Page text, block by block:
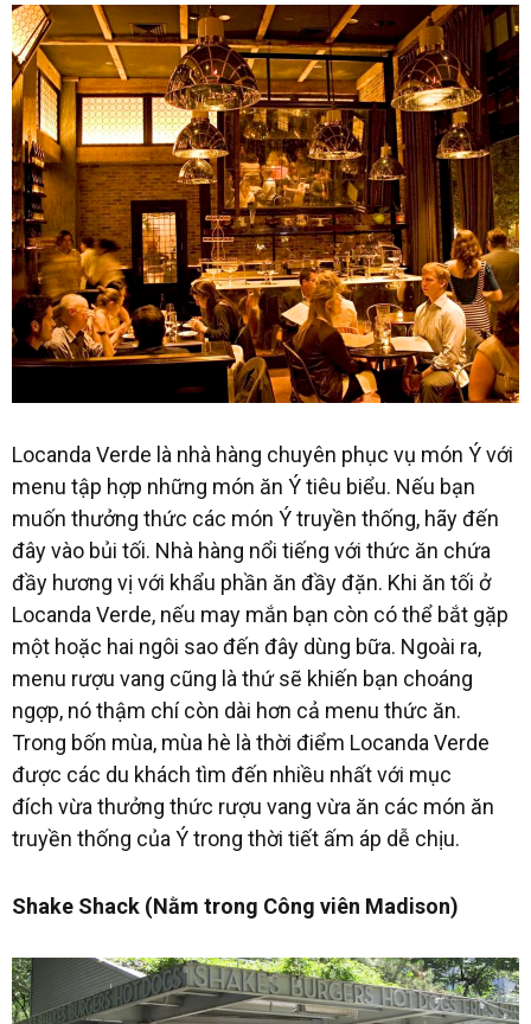
Locanda Verde là nhà hàng chuyên phục vụ món Ý với
menu tập hợp những món ăn Ý tiêu biểu. Nếu bạn
muốn thưởng thức các món Ý truyền thống, hãy đến
đây vào bủi tối. Nhà hàng nổi tiếng với thức ăn chứa
đầy hương vị với khẩu phần ăn đầy đặn. Khi ăn tối ở
Locanda Verde, nếu may mắn bạn còn có thể bắt gặp
một hoặc hai ngôi sao đến đây dùng bữa. Ngoài ra,
menu rượu vang cũng là thứ sẽ khiến bạn choáng
ngợp, nó thậm chí còn dài hơn cả menu thức ăn.
Trong bốn mùa, mùa hè là thời điểm Locanda Verde
được các du khách tìm đến nhiều nhất với mục
đích vừa thưởng thức rượu vang vừa ăn các món ăn
truyền thống của Ý trong thời tiết ấm áp dễ chịu.
Shake Shack (Nằm trong Công viên Madison)